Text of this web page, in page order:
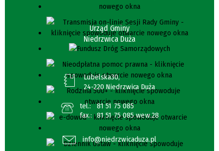
Urząd Gminy
Niedrzwica Duża
Lubelska30,
24-220 Niedrzwica Duża
tel.:
81 51 75 085
fax.:
81 51 75 085 wew.28
info@niedrzwicaduza.pl